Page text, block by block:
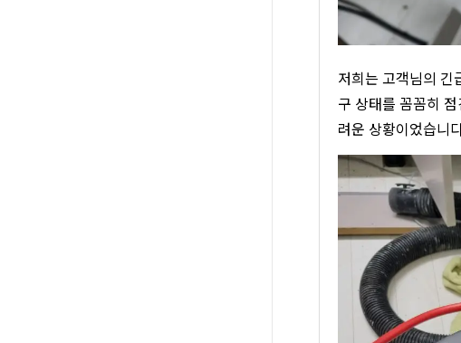
저희는 고객님의 긴
구 상태를 꼼꼼히
려운 상황이었습니